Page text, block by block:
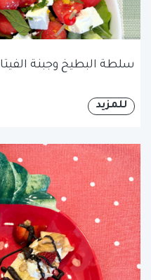
سلطة البطيخ وجبنة الفيتا
للمزيد